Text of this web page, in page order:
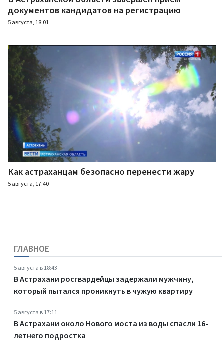
документов кандидатов на регистрацию
5 августа, 18:01
Как астраханцам безопасно перенести жару
5 августа, 17:40
ГЛАВНОЕ
5 августа в 18:43
В Астрахани росгвардейцы задержали мужчину,
который пытался проникнуть в чужую квартиру
5 августа в 17:11
В Астрахани около Нового моста из воды спасли 16-
летнего подростка